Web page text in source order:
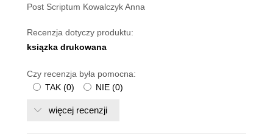
Post Scriptum Kowalczyk Anna
Recenzja dotyczy produktu:
ksiązka drukowana
Czy recenzja była pomocna:
TAK (0) NIE (0)
więcej recenzji